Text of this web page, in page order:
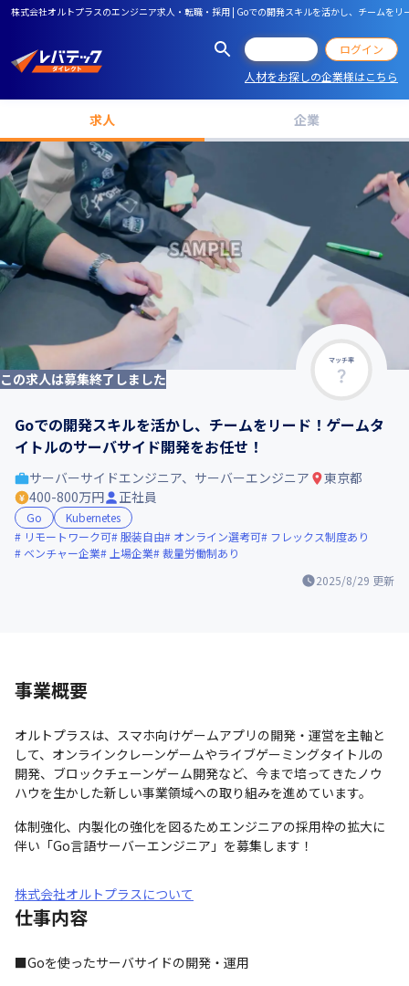
株式会社オルトプラスのエンジニア求人・転職・採用 | Goでの開発スキルを活かし、チームを
ログイン
人材をお探しの企業様はこちら
求人 企業
マッチ率
この求人は募集終了しました
Goでの開発スキルを活かし、チームをリード！ゲームタ
イトルのサーバサイド開発をお任せ！
2025/8/29 更新
サーバーサイドエンジニア、サーバーエンジニア
東京都
400-800万円
正社員
Go
Kubernetes
リモートワーク可 服装自由 オンライン選考可
フレックス制度あり
ベンチャー企業
上場企業 裁量労働制あり
事業概要
オルトプラスは、スマホ向けゲームアプリの開発・運営を主軸と
して、オンラインクレーンゲームやライブゲーミングタイトルの
開発、ブロックチェーンゲーム開発など、今まで培ってきたノウ
ハウを生かした新しい事業領域への取り組みを進めています。
体制強化、内製化の強化を図るためエンジニアの採用枠の拡大に
伴い「Go言語サーバーエンジニア」を募集します！
株式会社オルトプラスについて
仕事内容
■Goを使ったサーバサイドの開発・運用